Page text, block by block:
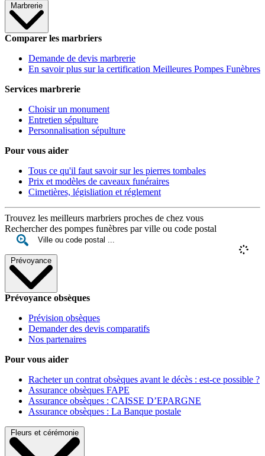
Marbrerie
Comparer les marbriers
Demande de devis marbrerie
En savoir plus sur la certification Meilleures Pompes Funèbres
Services marbrerie
Choisir un monument
Entretien sépulture
Personnalisation sépulture
Pour vous aider
Tous ce qu'il faut savoir sur les pierres tombales
Prix et modèles de caveaux funéraires
Cimetières, législiation et réglement
Trouvez les meilleurs marbriers proches de chez vous
Rechercher des pompes funèbres par ville ou code postal
Prévoyance
Prévoyance obsèques
Prévision obsèques
Demander des devis comparatifs
Nos partenaires
Pour vous aider
Racheter un contrat obsèques avant le décès : est-ce possible ?
Assurance obsèques FAPE
Assurance obsèques : CAISSE D’EPARGNE
Assurance obsèques : La Banque postale
Fleurs et cérémonie